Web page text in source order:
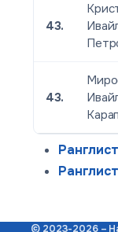
43.
43.
© 2023-2026 –